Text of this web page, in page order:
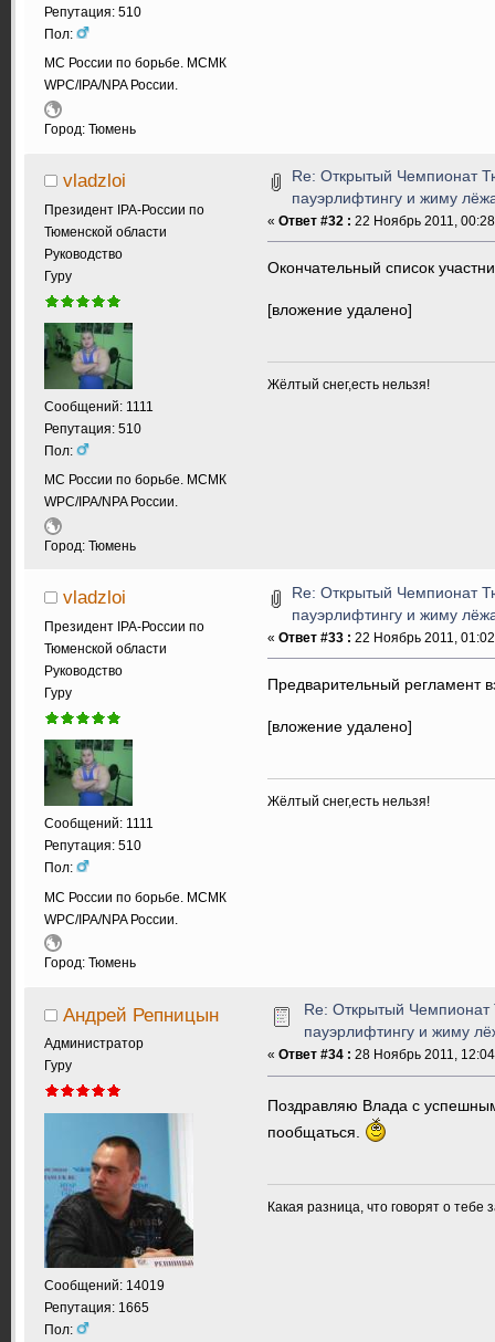
Репутация: 510
Пол:
МС России по борьбе. МСМК
WPC/IPA/NPA России.
Город: Тюмень
vladzloi
Президент IPA-России по
Тюменской области
Руководство
Гуру
Сообщений: 1111
Репутация: 510
Пол:
МС России по борьбе. МСМК
WPC/IPA/NPA России.
Город: Тюмень
Re: Открытый Чемпионат
пауэрлифтингу и жиму
« Ответ #32 : 22 Ноябрь 2011,
Окончательный список
[вложение удалено]
Жёлтый снег,есть нельзя!
vladzloi
Президент IPA-России по
Тюменской области
Руководство
Гуру
Сообщений: 1111
Репутация: 510
Пол:
МС России по борьбе. МСМК
WPC/IPA/NPA России.
Город: Тюмень
Re: Открытый Чемпионат
пауэрлифтингу и жиму
« Ответ #33 : 22 Ноябрь 2011,
Предварительный регламент
[вложение удалено]
Жёлтый снег,есть нельзя!
Андрей Репницын
Администратор
Гуру
Сообщений: 14019
Репутация: 1665
Пол:
Re: Открытый Чемпионат
пауэрлифтингу и жиму
« Ответ #34 : 28 Ноябрь 2011,
Поздравляю Влада с
пообщаться.
Какая разница, что говорят о